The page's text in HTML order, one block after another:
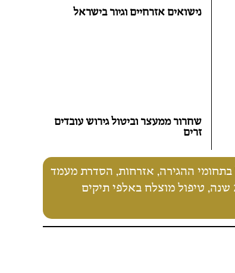
נישואים אזרחיים וגיור בישראל
שחרור ממעצר וביטול גירוש עובדים
זרים
ביותר בישראל בתחומי ההגירה, אזרחות, הסדרת מעמד
ודיני משפחה. אנו נלחמים בנחישות נגד האטימות והבירוקרטיה - באמצעות ניסיון של מעל 25 שנה, טיפול מוצלח באלפי תיקים